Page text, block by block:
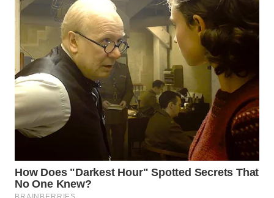
PRIANGAN
WN
SEMARANG
WN
SOLO
WN
BOROBUDUR